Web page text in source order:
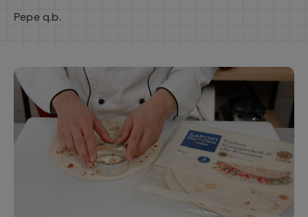
Pepe q.b.